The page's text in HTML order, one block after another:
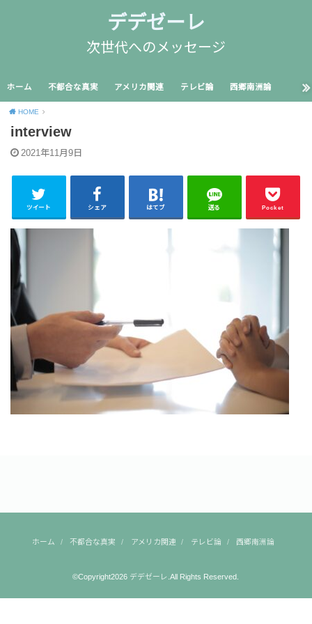
デデゼーレ
次世代へのメッセージ
ホーム 不都合な真実 アメリカ関連 テレビ論 西郷南洲論
HOME
interview
2021年11月9日
ツイート シェア はてブ 送る Pocket
ホーム 不都合な真実 アメリカ関連 テレビ論 西郷南洲論
©Copyright2026 デデゼーレ .All Rights Reserved.